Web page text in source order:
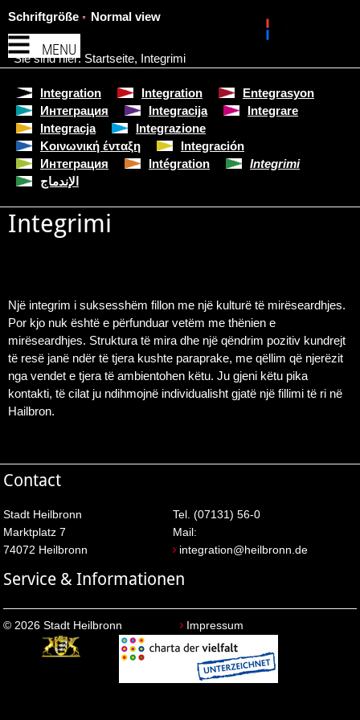
MENU
Schriftgröße Normal view
Sie sind hier: Startseite, Integrimi
Integration Integration
Entegrasyon
Интеграция
Integracija
Integrare
Integracja
Integrazione
Κοινωνική ένταξη
Integración
Интеграция
Intégration
Integrimi
الإندماج
Integrimi
Një integrim i suksesshëm fillon me një kulturë të mirëseardhjes.
Por kjo nuk është e përfunduar vetëm me thënien e
mirëseardhjes. Struktura të mira dhe një qëndrim pozitiv kundrejt
të resë janë ndër të tjera kushte paraprake, me qëllim që njerëzit
nga vendet e tjera të ambientohen këtu. Ju gjeni këtu pika
kontakti, të cilat ju ndihmojnë individualisht gjatë një fillimi të ri në
Hailbron.
Contact
Stadt Heilbronn
Marktplatz 7
74072 Heilbronn
Tel. (07131) 56-0
Mail:
integration@heilbronn.de
Service & Informationen
© 2026 Stadt Heilbronn Impressum